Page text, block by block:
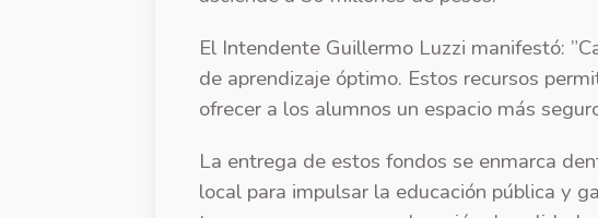
El Intendente Guillermo Luzzi manifestó:
de aprendizaje óptimo. Estos recursos
ofrecer a los alumnos un espacio más
La entrega de estos fondos se enmarca
local para impulsar la educación pública y